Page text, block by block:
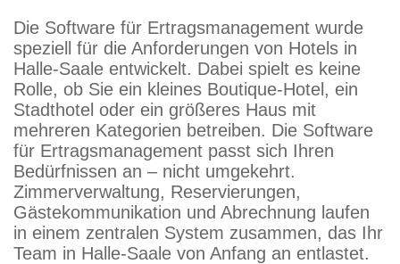
Die Software für Ertragsmanagement wurde
speziell für die Anforderungen von Hotels in
Halle-Saale entwickelt. Dabei spielt es keine
Rolle, ob Sie ein kleines Boutique-Hotel, ein
Stadthotel oder ein größeres Haus mit
mehreren Kategorien betreiben. Die Software
für Ertragsmanagement passt sich Ihren
Bedürfnissen an – nicht umgekehrt.
Zimmerverwaltung, Reservierungen,
Gästekommunikation und Abrechnung laufen
in einem zentralen System zusammen, das Ihr
Team in Halle-Saale von Anfang an entlastet.